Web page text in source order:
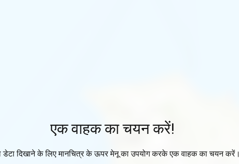
एक वाहक का चयन करें!
डेटा दिखाने के लिए मानचित्र के ऊपर मेनू का उपयोग करके एक वाहक का चयन करें।